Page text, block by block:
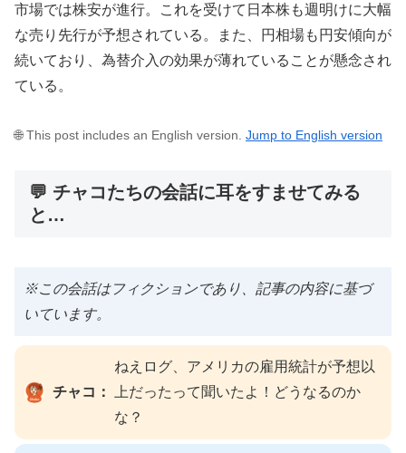
市場では株安が進行。これを受けて日本株も週明けに大幅
な売り先行が予想されている。また、円相場も円安傾向が
続いており、為替介入の効果が薄れていることが懸念され
ている。
🌐 This post includes an English version. Jump to English version
💬 チャコたちの会話に耳をすませてみる
と…
※この会話はフィクションであり、記事の内容に基づ
いています。
チャコ：
ねえログ、アメリカの雇用統計が予想以
上だったって聞いたよ！どうなるのか
な？